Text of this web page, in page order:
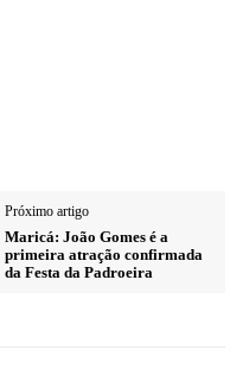
Próximo artigo
Maricá: João Gomes é a
primeira atração confirmada
da Festa da Padroeira